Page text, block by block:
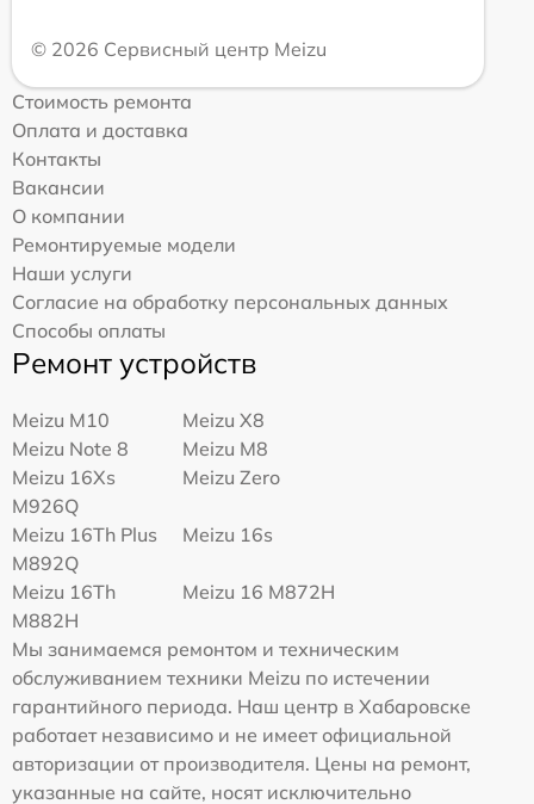
© 2026 Сервисный центр Meizu
Стоимость ремонта
Оплата и доставка
Контакты
Вакансии
О компании
Ремонтируемые модели
Наши услуги
Согласие на обработку персональных данных
Способы оплаты
Ремонт устройств
Meizu M10
Meizu X8
Meizu Note 8
Meizu M8
Meizu 16Xs
M926Q
Meizu Zero
Meizu 16Th Plus
M892Q
Meizu 16s
Meizu 16Th
M882H
Meizu 16 M872H
Мы занимаемся ремонтом и техническим
обслуживанием техники Meizu по истечении
гарантийного периода. Наш центр в Хабаровске
работает независимо и не имеет официальной
авторизации от производителя. Цены на ремонт,
указанные на сайте, носят исключительно